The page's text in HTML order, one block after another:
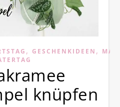
, GESCHENKIDEEN ,
knüpfen